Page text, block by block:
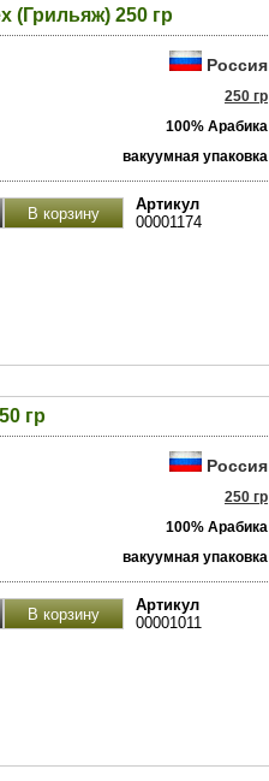
(Грильяж) 250 гр
Россия
250 гр
100% Арабика
вакуумная упаковка
Артикул
00001174
гр
Россия
250 гр
100% Арабика
вакуумная упаковка
Артикул
00001011